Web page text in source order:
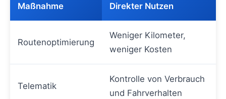
Maßnahme Direkter Nutzen
Routenoptimierung
Weniger Kilometer,
weniger Kosten
Telematik
Kontrolle von Verbrauch
und Fahrverhalten